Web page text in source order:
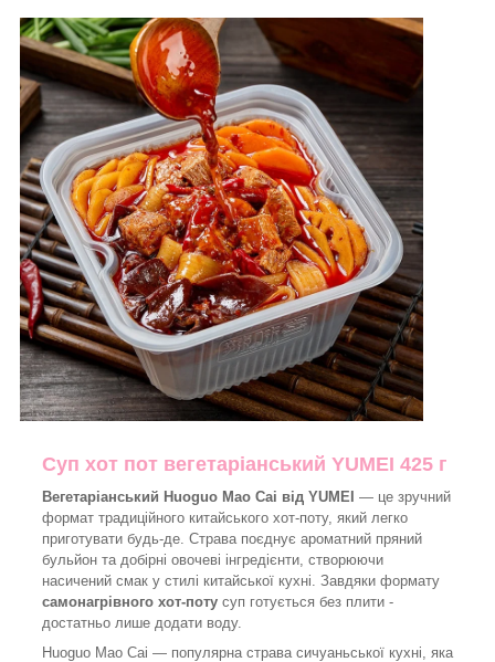
Суп хот пот вегетаріанський YUMEI 425 г
Вегетаріанський Huoguo Mao Cai від YUMEI — це зручний
формат традиційного китайського хот-поту, який легко
приготувати будь-де. Страва поєднує ароматний пряний
бульйон та добірні овочеві інгредієнти, створюючи
насичений смак у стилі китайської кухні. Завдяки формату
самонагрівного хот-поту суп готується без плити -
достатньо лише додати воду.
Huoguo Mao Cai — популярна страва сичуаньської кухні, яка